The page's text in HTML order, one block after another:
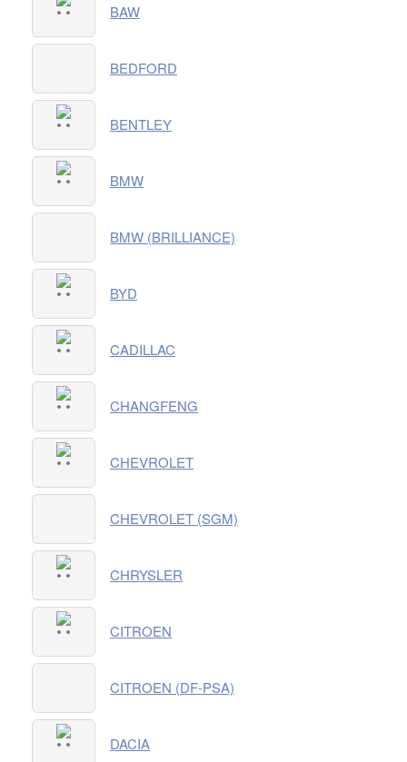
BAW
BEDFORD
BENTLEY
BMW
BMW (BRILLIANCE)
BYD
CADILLAC
CHANGFENG
CHEVROLET
CHEVROLET (SGM)
CHRYSLER
CITROEN
CITROEN (DF-PSA)
DACIA